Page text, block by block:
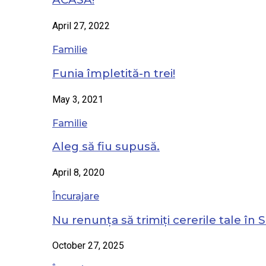
April 27, 2022
Familie
Funia împletită-n trei!
May 3, 2021
Familie
Aleg să fiu supusă.
April 8, 2020
Încurajare
Nu renunța să trimiți cererile tale în
October 27, 2025